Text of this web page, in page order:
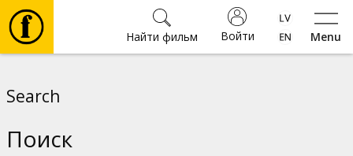
Menu
Войти
Найти фильм
Search
Поиск